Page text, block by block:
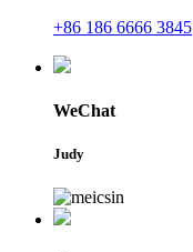
+86 186 6666 3845
WeChat
Judy